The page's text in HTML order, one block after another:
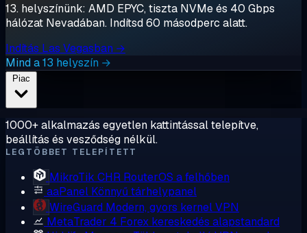
13. helyszínünk: AMD EPYC, tiszta NVMe és 40 Gbps
hálózat Nevadában. Indítsd 60 másodperc alatt.
Indítás Las Vegasban →
Mind a 13 helyszín →
1000+ alkalmazás egyetlen kattintással telepítve,
beállítás és vesződség nélkül.
LEGTÖBBET TELEPÍTETT
MikroTik CHR RouterOS a felhőben
aaPanel Könnyű tárhelypanel
WireGuard Modern, gyors kernel VPN
MetaTrader 4 Forex kereskedés alapstandard